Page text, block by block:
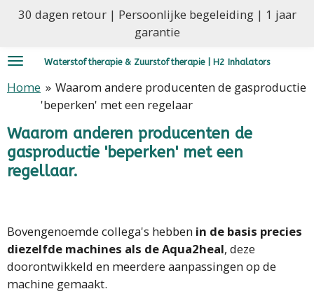
Ga
de
hoofdinhoud
Waterstoftherapie & Zuurstoftherapie | H2 Inhalators
30 dagen retour | Persoonlijke begeleiding | 1 jaar
garantie
Home » Waarom andere producenten de gasproductie
'beperken' met een regelaar
Waarom anderen producenten de
gasproductie 'beperken' met een
regellaar.
Bovengenoemde collega's hebben in de basis precies
diezelfde machines als de Aqua2heal, deze
doorontwikkeld en meerdere aanpassingen op de
machine gemaakt.